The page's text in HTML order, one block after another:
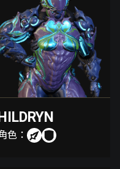
HILDRYN
色：